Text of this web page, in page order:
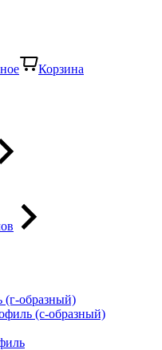
Корзина
(г-образный)
(с-образный)